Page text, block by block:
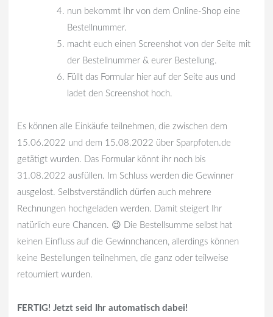
nun bekommt Ihr von dem Online-Shop eine
Bestellnummer.
macht euch einen Screenshot von der Seite mit
der Bestellnummer & eurer Bestellung.
Füllt das Formular hier auf der Seite aus und
ladet den Screenshot hoch.
Es können alle Einkäufe teilnehmen, die zwischen dem
15.06.2022 und dem 15.08.2022 über Sparpfoten.de
getätigt wurden. Das Formular könnt ihr noch bis
31.08.2022 ausfüllen. Im Schluss werden die Gewinner
ausgelost. Selbstverständlich dürfen auch mehrere
Rechnungen hochgeladen werden. Damit steigert Ihr
natürlich eure Chancen. 😉 Die Bestellsumme selbst hat
keinen Einfluss auf die Gewinnchancen, allerdings können
keine Bestellungen teilnehmen, die ganz oder teilweise
retourniert wurden.
FERTIG! Jetzt seid Ihr automatisch dabei!